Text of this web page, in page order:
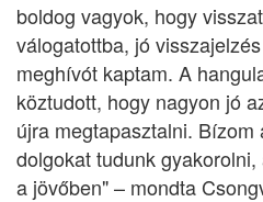
boldog vagyok, hogy
válogatottba, jó
meghívót kaptam. A
köztudott, hogy nagyon jó
újra megtapasztalni. Bízom
dolgokat tudunk
a jövőben" – mondta